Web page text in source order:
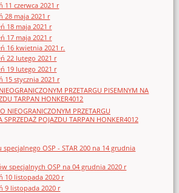
11 czerwca 2021 r
28 maja 2021 r
18 maja 2021 r
17 maja 2021 r
16 kwietnia 2021 r.
22 lutego 2021 r
19 lutego 2021 r
15 stycznia 2021 r
PRZETARGU PISEMNYM NA
TARPAN HONKER4012
NIEOGRANICZONYM PRZETARGU
SPRZEDAŻ POJAZDU TARPAN HONKER4012
specjalnego OSP - STAR 200 na 14 grudnia
specjalnych OSP na 04 grudnia 2020 r
10 listopada 2020 r
9 listopada 2020 r